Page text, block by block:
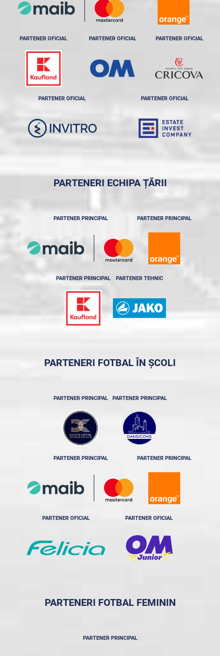
PARTENER OFICIAL PARTENER OFICIAL PARTENER OFICIAL
PARTENER OFICIAL PARTENER OFICIAL
PARTENERI ECHIPA ȚĂRII
PARTENER PRINCIPAL PARTENER PRINCIPAL
PARTENER PRINCIPAL PARTENER TEHNIC
PARTENERI FOTBAL ÎN ȘCOLI
PARTENER PRINCIPAL PARTENER PRINCIPAL
PARTENER PRINCIPAL PARTENER PRINCIPAL
PARTENER OFICIAL PARTENER OFICIAL
PARTENERI FOTBAL FEMININ
PARTENER PRINCIPAL